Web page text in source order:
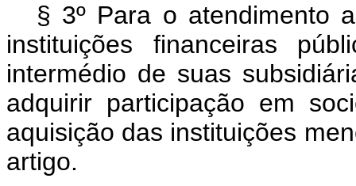
§ 3º Para o atendimento
instituições financeiras
intermédio de suas
adquirir participação em
aquisição das instituições
artigo.